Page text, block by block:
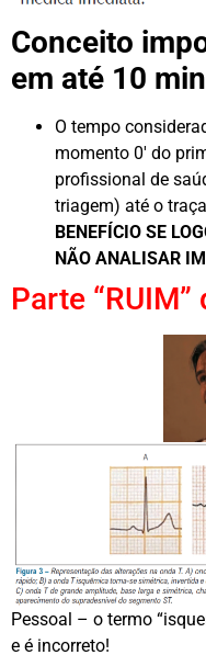
Conceito
em até 10
O tempo
momento 0′ do
profissional de
triagem) até o
BENEFÍCIO SE
NÃO ANALISAR
Parte
Pessoal – o termo
e é incorreto!